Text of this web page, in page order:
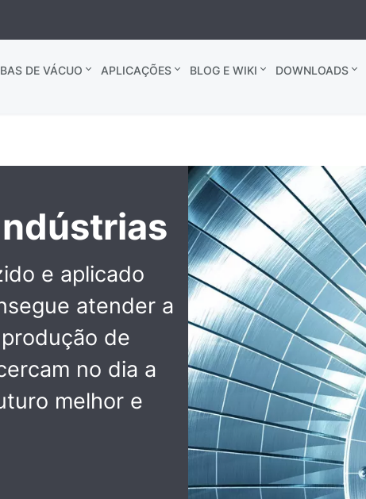
DE VÁCUO APLICAÇÕES BLOG E WIKI
DOWNLOADS
e aplicado
atender a
de
no dia a
melhor e